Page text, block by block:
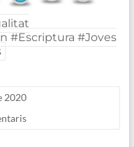
#Escriptura #Joves
2020